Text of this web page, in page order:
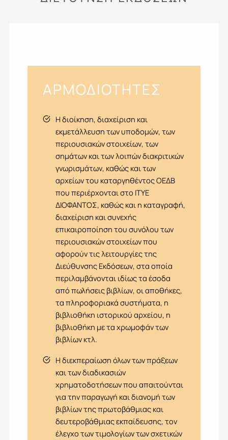
ΑΡΜΟΔΙΟΤΗΤΕΣ
Η διοίκηση, διαχείριση και
εκμετάλλευση των υποδομών, των
περιουσιακών στοιχείων, των
σημάτων και των λοιπών διακριτικών
γνωρισμάτων, καθώς και των
αρχείων του καταργηθέντος ΟΕΔΒ
που περιέρχονται στο ΙΤΥΕ
ΔΙΟΦΑΝΤΟΣ, καθώς και η καταγραφή,
διαχείριση και συνεχής
επικαιροποίηση του συνόλου των
περιουσιακών στοιχείων που
αφορούν τις λειτουργίες της
Διεύθυνσης Εκδόσεων, στα οποία
περιλαμβάνονται ιδίως τα έσοδα
από πωλήσεις βιβλίων, οι αποθήκες,
τα πληροφοριακά συστήματα, η
βιβλιοθήκη ιστορικού αρχείου, η
βιβλιοθήκη με τα χρωμοφάν των
βιβλίων κτλ.
Η διεκπεραίωση όλων των πράξεων
και των διαδικασιών
χρηματοδοτήσεων που απαιτούνται
για την παραγωγή και διανομή των
βιβλίων της πρωτοβάθμιας και
δευτεροβάθμιας εκπαίδευσης, τον
έλεγχο των τιμολογίων των σχετικών